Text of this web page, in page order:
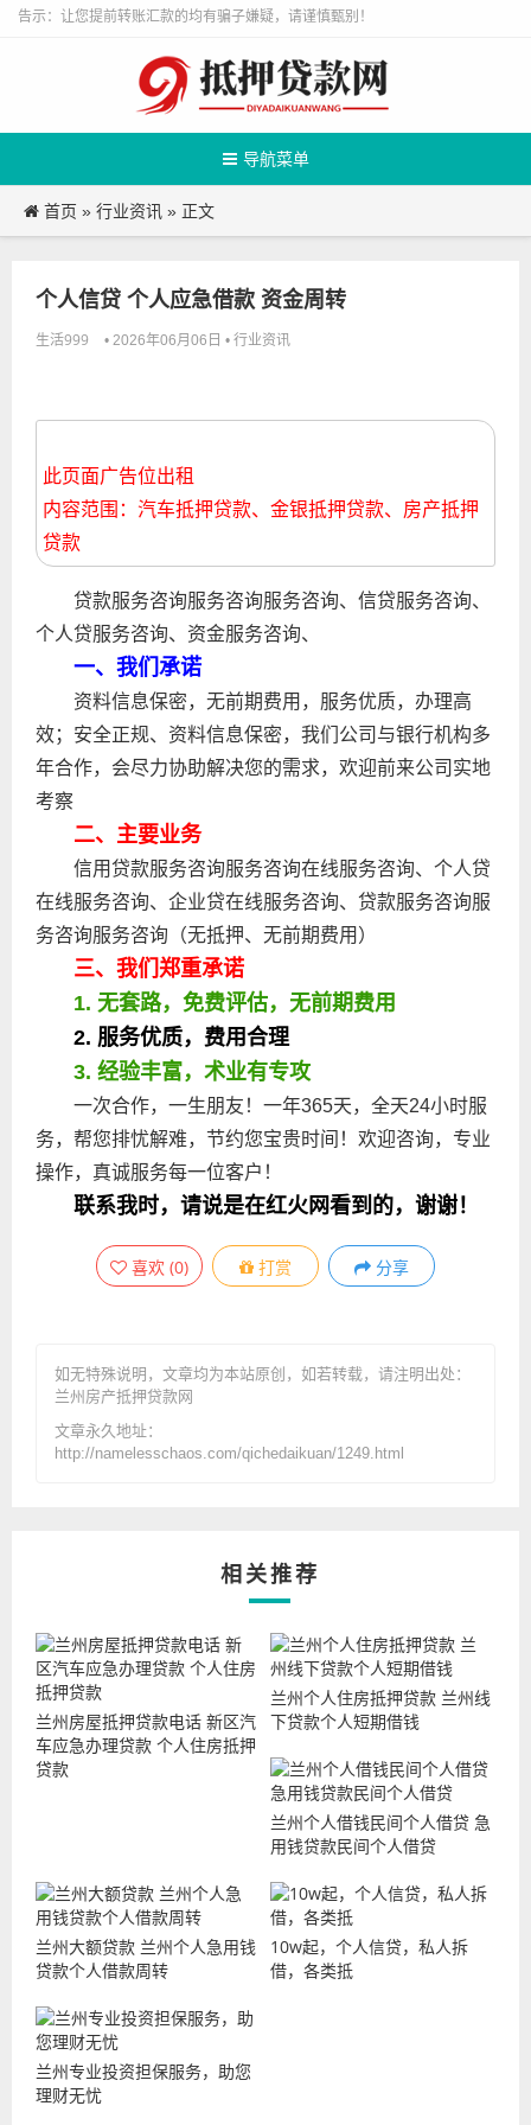
告示：让您提前转账汇款的均有骗子嫌疑，请谨慎甄别！
导航菜单
首页 » 行业资讯 » 正文
个人信贷 个人应急借款 资金周转
生活999 • 2026年06月06日 • 行业资讯
此页面广告位出租
内容范围：汽车抵押贷款、金银抵押贷款、房产抵押
贷款
贷款服务咨询服务咨询服务咨询、信贷服务咨询、
个人贷服务咨询、资金服务咨询、
一、我们承诺
资料信息保密，无前期费用，服务优质，办理高
效；安全正规、资料信息保密，我们公司与银行机构多
年合作，会尽力协助解决您的需求，欢迎前来公司实地
考察
二、主要业务
信用贷款服务咨询服务咨询在线服务咨询、个人贷
在线服务咨询、企业贷在线服务咨询、贷款服务咨询服
务咨询服务咨询（无抵押、无前期费用）
三、我们郑重承诺
1. 无套路，免费评估，无前期费用
2. 服务优质，费用合理
3. 经验丰富，术业有专攻
一次合作，一生朋友！一年365天，全天24小时服
务，帮您排忧解难，节约您宝贵时间！欢迎咨询，专业
操作，真诚服务每一位客户！
联系我时，请说是在红火网看到的，谢谢！
喜欢 (0) 打赏 分享
如无特殊说明，文章均为本站原创 ，如若转载，请注明出处：
兰州房产抵押贷款网
文章永久地址：
http://namelesschaos.com/qichedaikuan/1249.html
相关推荐
兰州房屋抵押贷款电话 新区汽
车应急办理贷款 个人住房抵押
贷款
兰州个人住房抵押贷款 兰州线
下贷款个人短期借钱
兰州个人借钱民间个人借贷 急
用钱贷款民间个人借贷
兰州大额贷款 兰州个人急用钱
贷款个人借款周转
10w起，个人信贷，私人拆
借，各类抵
兰州专业投资担保服务，助您
理财无忧